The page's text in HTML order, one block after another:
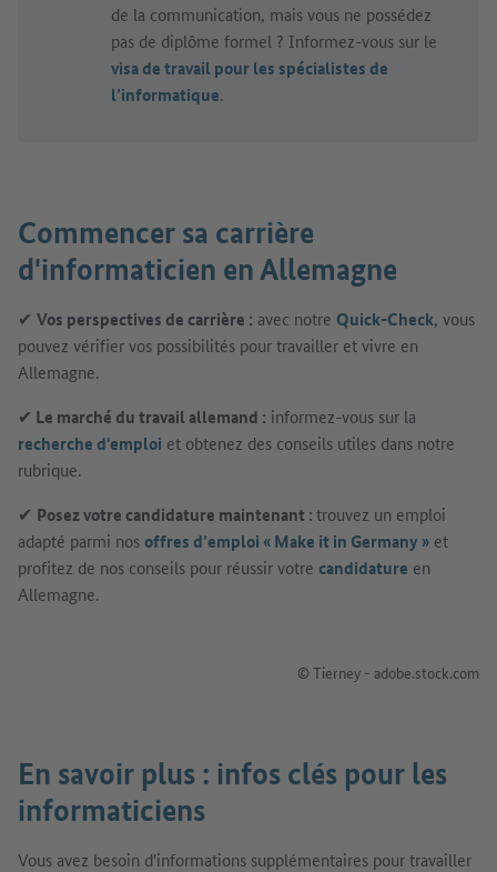
de la communication, mais vous ne possédez
pas de diplôme formel ? Informez-vous sur le
visa de travail pour les spécialistes de
l’informatique.
© Tierney - adobe.stock.com
Commencer sa carrière
d'informaticien en Allemagne
✔ Vos perspectives de carrière : avec notre Quick-Check, vous
pouvez vérifier vos possibilités pour travailler et vivre en
Allemagne.
✔ Le marché du travail allemand : informez-vous sur la
recherche d'emploi et obtenez des conseils utiles dans notre
rubrique.
✔ Posez votre candidature maintenant :trouvez un emploi
adapté parmi nosoffres d’emploi « Make it in Germany » et
profitez de nos conseils pour réussir votre candidature en
Allemagne.
En savoir plus : infos clés pour les
informaticiens
Vous avez besoin d'informations supplémentaires pour travailler